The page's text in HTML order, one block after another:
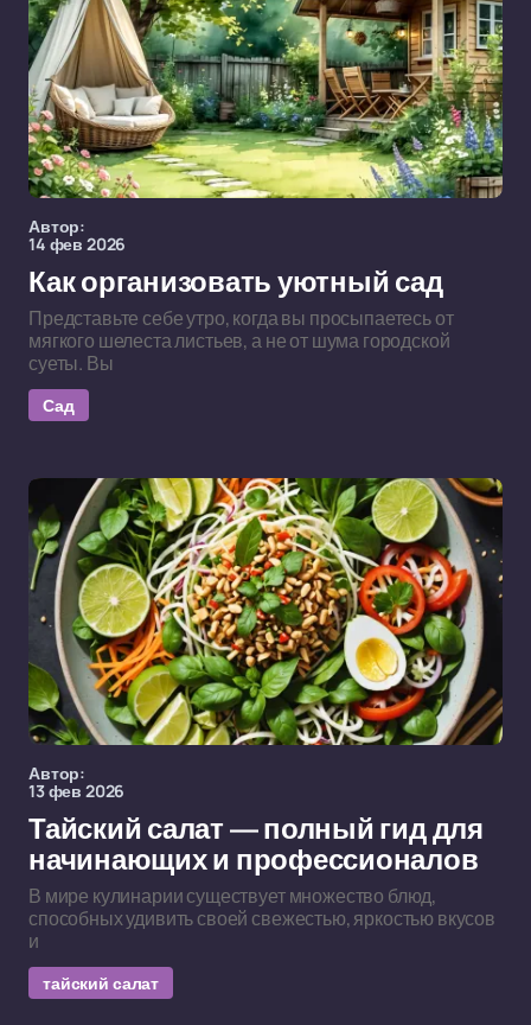
Автор:
14 фев 2026
Как организовать уютный сад
Представьте себе утро, когда вы просыпаетесь от
мягкого шелеста листьев, а не от шума городской
суеты. Вы
Сад
Автор:
13 фев 2026
Тайский салат — полный гид для
начинающих и профессионалов
В мире кулинарии существует множество блюд,
способных удивить своей свежестью, яркостью вкусов
и
тайский салат